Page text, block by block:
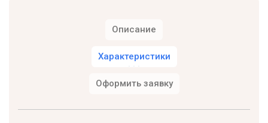
Описание
Характеристики
Оформить заявку